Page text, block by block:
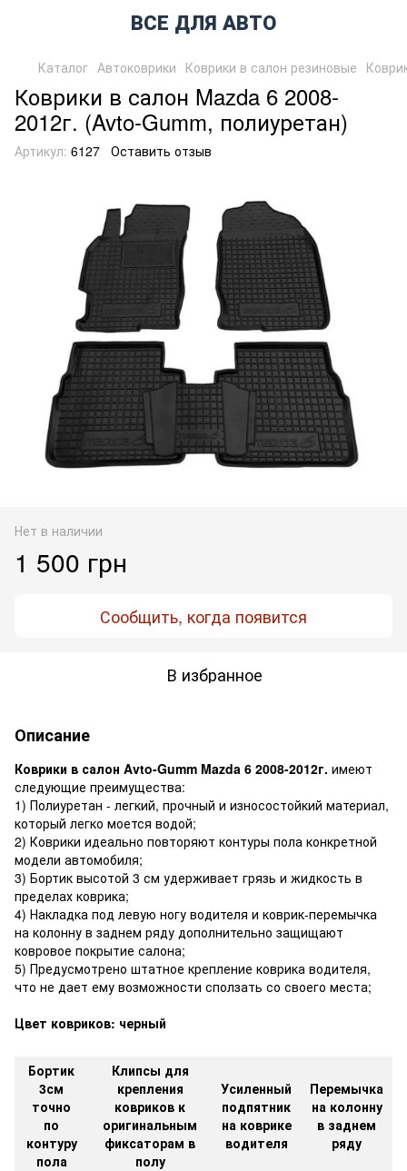
ВСЕ ДЛЯ АВТО
Каталог Автоковрики Коврики в салон резиновые
Коврики в салон Mazda 6 2008-
2012г. (Avto-Gumm, полиуретан)
Артикул: 6127 Оставить отзыв
Нет в наличии
1 500 грн
Сообщить, когда появится
В избранное
Описание
Коврики в салон Avto-Gumm Mazda 6 2008-2012г. имеют
следующие преимущества:
1) Полиуретан - легкий, прочный и износостойкий материал,
который легко моется водой;
2) Коврики идеально повторяют контуры пола конкретной
модели автомобиля;
3) Бортик высотой 3 см удерживает грязь и жидкость в
пределах коврика;
4) Накладка под левую ногу водителя и коврик-перемычка
на колонну в заднем ряду дополнительно защищают
ковровое покрытие салона;
5) Предусмотрено штатное крепление коврика водителя,
что не дает ему возможности сползать со своего места;
Цвет ковриков: черный
Бортик
3см
точно
по
контуру
пола
Клипсы для
крепления
ковриков к
оригинальным
фиксаторам в
полу
Усиленный
подпятник
на коврике
водителя
Перемычка
на колонну
в заднем
ряду